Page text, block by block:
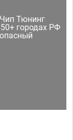
Тюнинг
городах РФ